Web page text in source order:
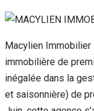
Macylien
immobilière de
inégalée dans la
et saisonnière) de